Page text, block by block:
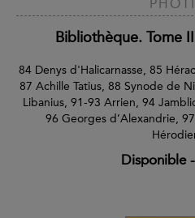
Bibliothèque. Tome
84 Denys d'Halicarnasse, 85
87 Achille Tatius, 88 Synode de
Libanius, 91-93 Arrien, 94
96 Georges d’Alexandrie,
Disponible-